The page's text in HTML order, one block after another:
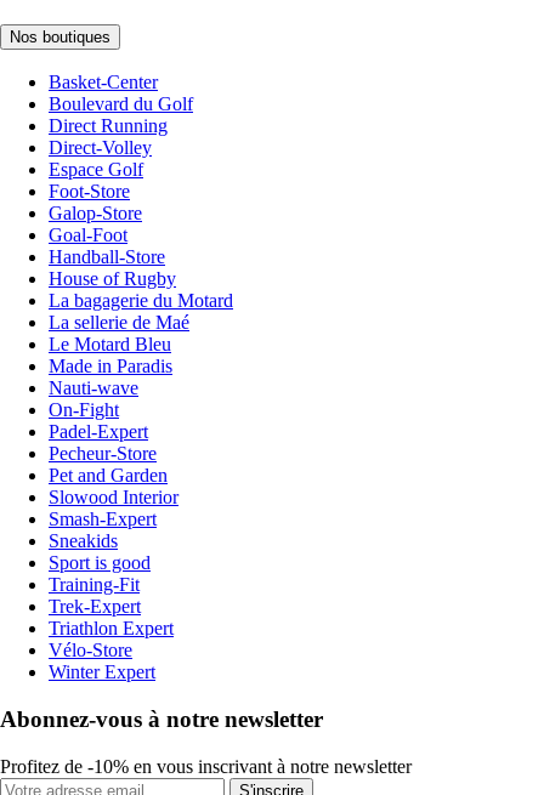
Nos boutiques
Basket-Center
Boulevard du Golf
Direct Running
Direct-Volley
Espace Golf
Foot-Store
Galop-Store
Goal-Foot
Handball-Store
House of Rugby
La bagagerie du Motard
La sellerie de Maé
Le Motard Bleu
Made in Paradis
Nauti-wave
On-Fight
Padel-Expert
Pecheur-Store
Pet and Garden
Slowood Interior
Smash-Expert
Sneakids
Sport is good
Training-Fit
Trek-Expert
Triathlon Expert
Vélo-Store
Winter Expert
Abonnez-vous à notre newsletter
Profitez de -10% en vous inscrivant à notre newsletter
S'inscrire